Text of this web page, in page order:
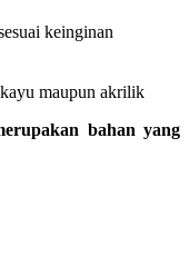
keinginan
maupun akrilik
bahan yang